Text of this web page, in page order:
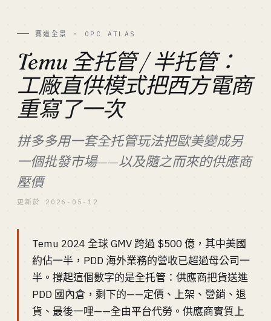
賽道全景 · OPC ATLAS
Temu 全托管 / 半托管：
工廠直供模式把西方電商
重寫了一次
拼多多用一套全托管玩法把歐美變成另
一個批發市場——以及隨之而來的供應商
壓價
更新於 2026-05-12
Temu 2024 全球 GMV 跨過 $500 億，其中美國
約佔一半，PDD 海外業務的營收已超過母公司一
半。撐起這個數字的是全托管：供應商把貨送進
PDD 國內倉，剩下的——定價、上架、營銷、退
貨、最後一哩——全由平台代勞。供應商實質上